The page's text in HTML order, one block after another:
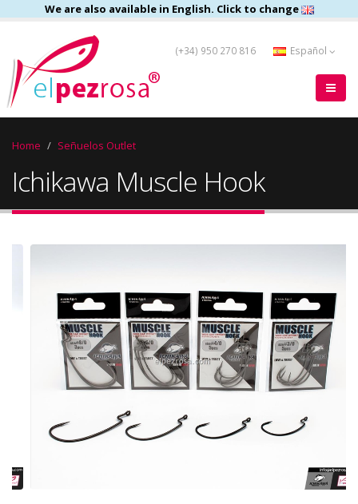
We are also available in English. Click to change
(+34) 950 270 816 Español
Home Señuelos Outlet
Ichikawa Muscle Hook